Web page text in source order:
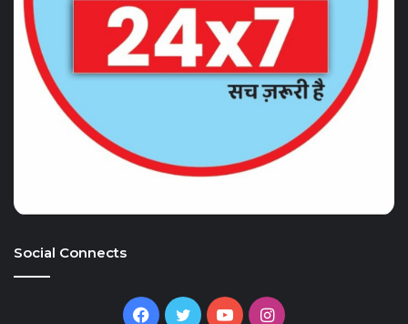
Social Connects
Facebook
TwitterYouTubeInstagram